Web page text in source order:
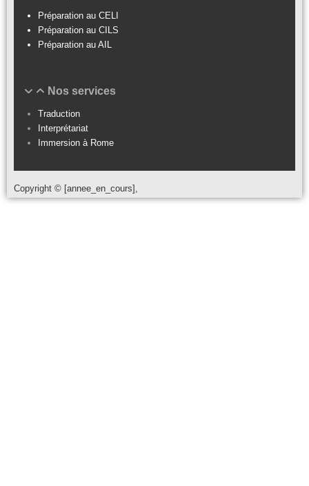
Préparation au CELI
Préparation au CILS
Préparation au AIL
Nos services
Traduction
Interprétariat
Immersion à Rome
Copyright © [annee_en_cours],